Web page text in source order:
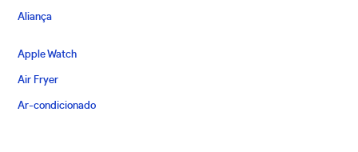
Aliança
Apple Watch
Air Fryer
Ar-condicionado